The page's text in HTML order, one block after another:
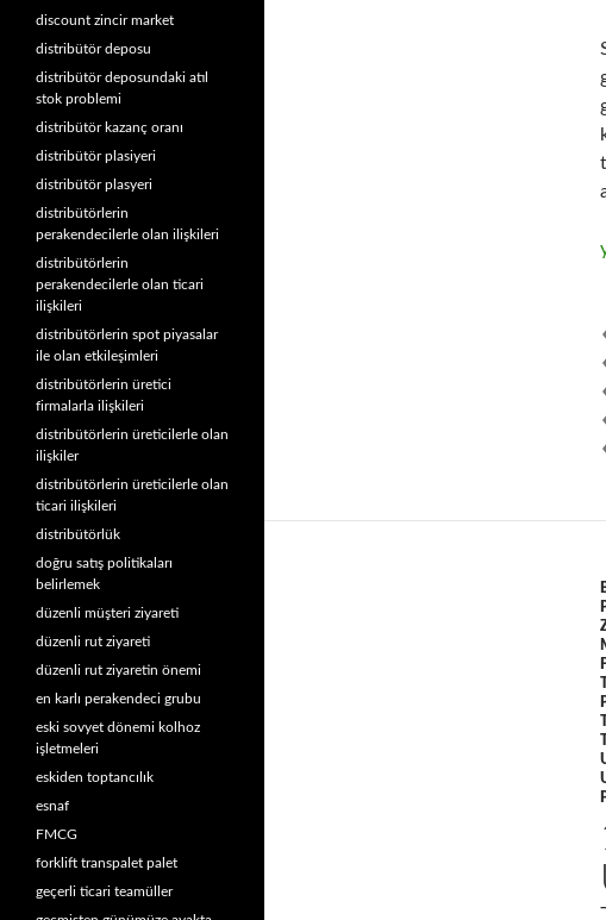
discount zincir market
distribütör deposu
distribütör deposundaki atıl
stok problemi
distribütör kazanç oranı
distribütör plasiyeri
distribütör plasyeri
distribütörlerin
perakendecilerle olan ilişkileri
distribütörlerin
perakendecilerle olan ticari
ilişkileri
distribütörlerin spot piyasalar
ile olan etkileşimleri
distribütörlerin üretici
firmalarla ilişkileri
distribütörlerin üreticilerle olan
ilişkiler
distribütörlerin üreticilerle olan
ticari ilişkileri
distribütörlük
doğru satış politikaları
belirlemek
düzenli müşteri ziyareti
düzenli rut ziyareti
düzenli rut ziyaretin önemi
en karlı perakendeci grubu
eski sovyet dönemi kolhoz
işletmeleri
eskiden toptancılık
esnaf
FMCG
forklift transpalet palet
geçerli ticari teamüller